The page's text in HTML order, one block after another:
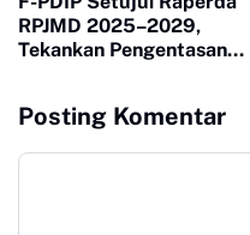
RPJMD 2025–2029,
Tekankan Pengentasan
Posting Komentar